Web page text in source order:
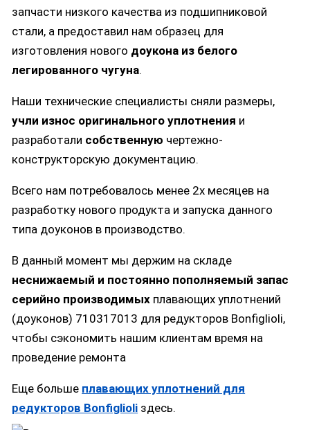
запчасти низкого качества из подшипниковой
стали, а предоставил нам образец для
изготовления нового доукона из белого
легированного чугуна.
Наши технические специалисты сняли размеры,
учли износ оригинального уплотнения и
разработали собственную чертежно-
конструкторскую документацию.
Всего нам потребовалось менее 2х месяцев на
разработку нового продукта и запуска данного
типа доуконов в производство.
В данный момент мы держим на складе
неснижаемый и постоянно пополняемый запас
серийно производимых плавающих уплотнений
(доуконов) 710317013 для редукторов Bonfiglioli,
чтобы сэкономить нашим клиентам время на
проведение ремонта
Еще больше плавающих уплотнений для
редукторов Bonfiglioli здесь.